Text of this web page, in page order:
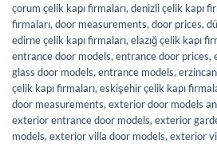
çorum çelik kapı firmaları,denizli çelik kapı
firmaları,door measurements,door prices,
edirne çelik kapı firmaları,elazığ çelik kapı
entrance door models,entrance door prices,
glass door models,entrance models,
çelik kapı firmaları,eskişehir çelik kapı
door measurements,exterior door models
exterior entrance door models,exterior
models,exterior villa door models,exterior